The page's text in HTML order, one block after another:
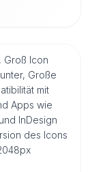
Groß Icon
Große
mit
Apps wie
InDesign
des Icons